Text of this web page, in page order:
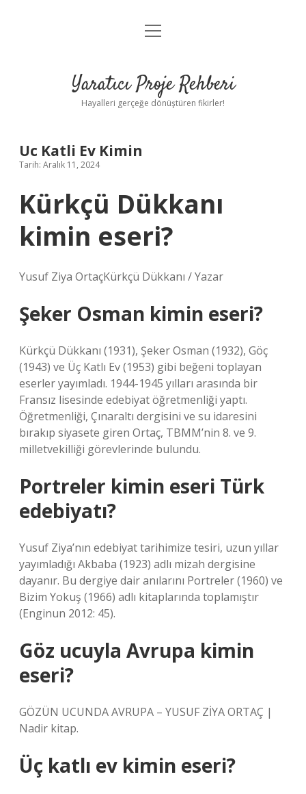
Anasayfa
Yasal Uyarı
menüyü
Yaratıcı Proje Rehberi
Hayalleri gerçeğe dönüştüren fikirler!
Uc Katli Ev Kimin
Tarih: Aralık 11, 2024
Kürkçü Dükkanı
kimin eseri?
Yusuf Ziya OrtaçKürkçü Dükkanı / Yazar
Şeker Osman kimin eseri?
Kürkçü Dükkanı (1931), Şeker Osman (1932), Göç
(1943) ve Üç Katlı Ev (1953) gibi beğeni toplayan
eserler yayımladı. 1944-1945 yılları arasında bir
Fransız lisesinde edebiyat öğretmenliği yaptı.
Öğretmenliği, Çınaraltı dergisini ve su idaresini
bırakıp siyasete giren Ortaç, TBMM’nin 8. ve 9.
milletvekilliği görevlerinde bulundu.
Portreler kimin eseri Türk
edebiyatı?
Yusuf Ziya’nın edebiyat tarihimize tesiri, uzun yıllar
yayımladığı Akbaba (1923) adlı mizah dergisine
dayanır. Bu dergiye dair anılarını Portreler (1960) ve
Bizim Yokuş (1966) adlı kitaplarında toplamıştır
(Enginun 2012: 45).
Göz ucuyla Avrupa kimin
eseri?
GÖZÜN UCUNDA AVRUPA – YUSUF ZİYA ORTAÇ |
Nadir kitap.
Üç katlı ev kimin eseri?